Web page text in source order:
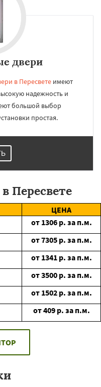
двери
в Пересвете имеют
надежность и
большой выбор
простая.
Пересвете
ЦЕНА
от 1306 р. за п.м.
от7305 р. за п.м.
от 1341 р. за п.м.
от3500 р. за п.м.
от 1502 р. за п.м.
от409 р. за п.м.